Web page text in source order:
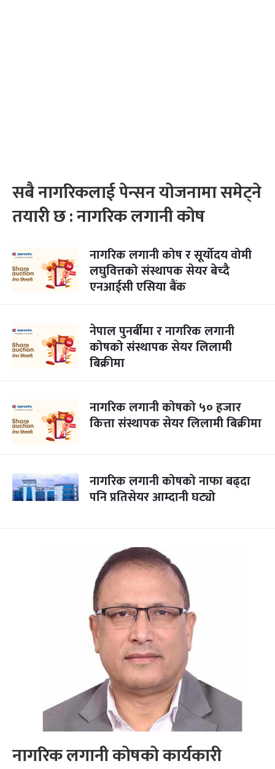
सबै नागरिकलाई पेन्सन योजनामा समेट्ने
तयारी छ : नागरिक लगानी कोष
नागरिक लगानी कोष र सूर्योदय वोमी
लघुवित्तको संस्थापक सेयर बेच्दै
एनआईसी एसिया बैंक
नेपाल पुनर्बीमा र नागरिक लगानी
कोषको संस्थापक सेयर लिलामी
बिक्रीमा
नागरिक लगानी कोषको ५० हजार
कित्ता संस्थापक सेयर लिलामी बिक्रीमा
नागरिक लगानी कोषको नाफा बढ्दा
पनि प्रतिसेयर आम्दानी घट्यो
नागरिक लगानी कोषको कार्यकारी